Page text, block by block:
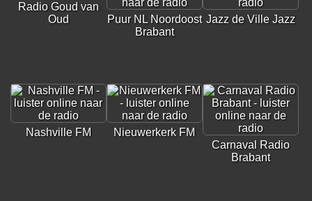
Radio Goud van
Oud
Puur NL Noordoost
Brabant
Jazz de Ville Jazz
Nashville FM
Nieuwerkerk FM
Carnaval Radio
Brabant